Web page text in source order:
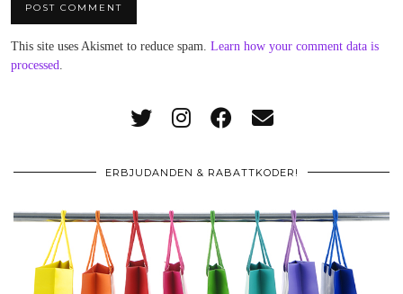
This site uses Akismet to reduce spam. Learn how your comment data is
processed.
ERBJUDANDEN & RABATTKODER!